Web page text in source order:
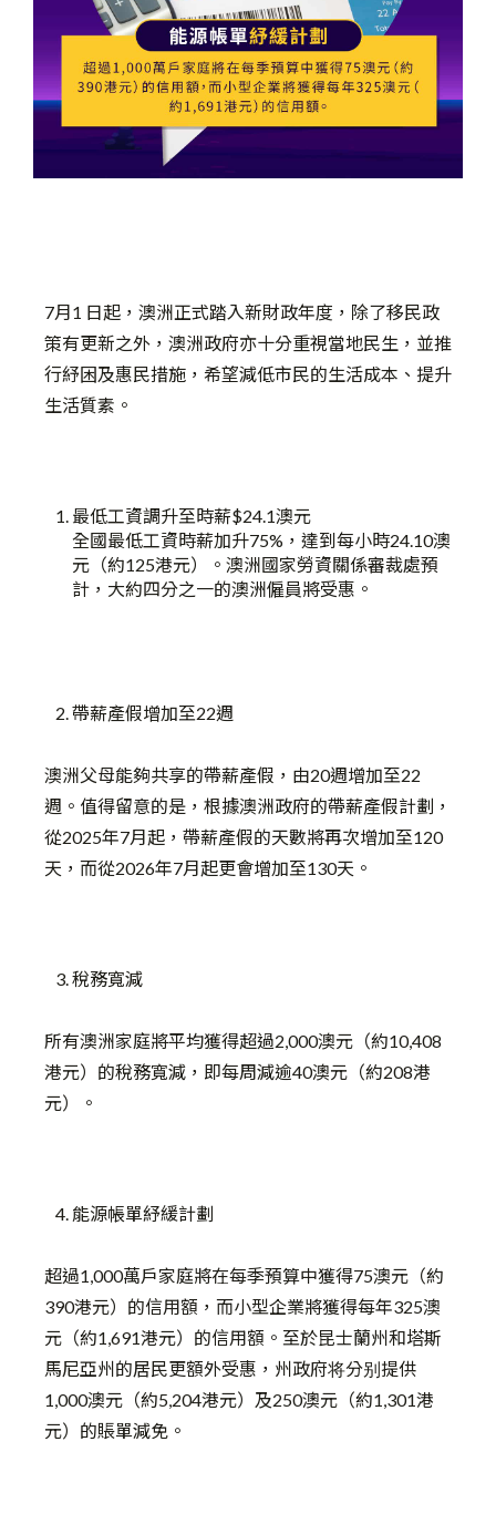
7月1 日起，澳洲正式踏入新財政年度，除了移民政
策有更新之外，澳洲政府亦十分重視當地民生，並推
行紓困及惠民措施，希望減低市民的生活成本、提升
生活質素。
最低工資調升至時薪$24.1澳元
全國最低工資時薪加升75%，達到每小時24.10澳
元（約125港元）。澳洲國家勞資關係審裁處預
計，大約四分之一的澳洲僱員將受惠。
帶薪產假增加至22週
澳洲父母能夠共享的帶薪產假，由20週增加至22
週。值得留意的是，根據澳洲政府的帶薪產假計劃，
從2025年7月起，帶薪產假的天數將再次增加至120
天，而從2026年7月起更會增加至130天。
稅務寬減
所有澳洲家庭將平均獲得超過2,000澳元（約10,408
港元）的稅務寬減，即每周減逾40澳元（約208港
元）。
能源帳單紓緩計劃
超過1,000萬戶家庭將在每季預算中獲得75澳元（約
390港元）的信用額，而小型企業將獲得每年325澳
元（約1,691港元）的信用額。至於昆士蘭州和塔斯
馬尼亞州的居民更額外受惠，州政府将分别提供
1,000澳元（約5,204港元）及250澳元（約1,301港
元）的賬單減免。